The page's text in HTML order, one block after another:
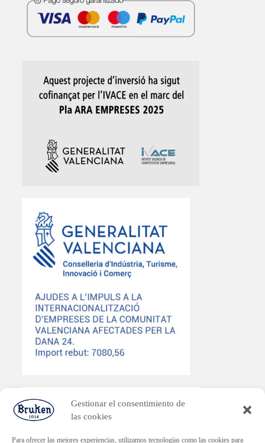
Gestionar el consentimiento de
las cookies
Para ofrecer las mejores experiencias, utilizamos tecnologías como las cookies para
PLAN ENDAVANT